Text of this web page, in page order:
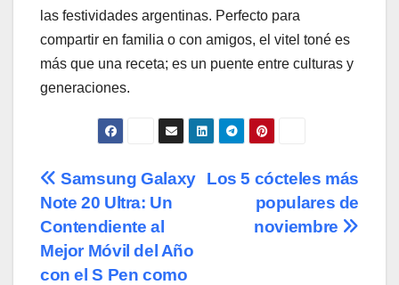
las festividades argentinas. Perfecto para
compartir en familia o con amigos, el vitel toné es
más que una receta; es un puente entre culturas y
generaciones.
Navegación
de
entradas
Los 5 cócteles más
populares de
noviembre
Samsung Galaxy
Note 20 Ultra: Un
Contendiente al
Mejor Móvil del Año
con el S Pen como